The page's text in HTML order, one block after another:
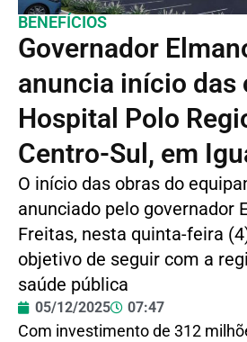
BENEFÍCIOS
Governador
anuncia início das
Hospital Polo
Centro-Sul, em
O início das obras do
anunciado pelo governador
Freitas, nesta quinta-feira
objetivo de seguir com a
saúde pública
05/12/2025 07:47
Com investimento de 312